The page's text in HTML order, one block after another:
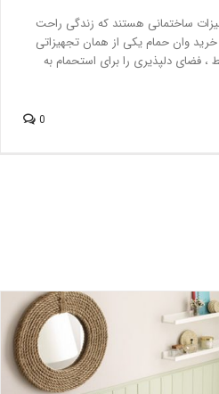
ساختمانی هستند که زندگی راحت
وان حمام یکی از همان تجهیزاتی
دلپذیری را برای استحمام به